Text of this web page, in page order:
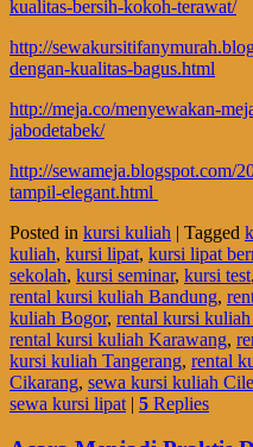
kualitas-bersih-kokoh-terawat/
http://
dengan-kualitas-bagus.html
http://meja.co/menyewakan-
jabodetabek/
http://sewameja.blogspot.com/
tampil-elegant.html
Posted in kursi kuliah | Tagged
kuliah, kursi lipat, kursi lipat
sekolah, kursi seminar, kursi test,
rental kursi kuliah Bandung,
kuliah Bogor, rental kursi
rental kursi kuliah Karawang,
kursi kuliah Tangerang, rental
Cikarang, sewa kursi kuliah
sewa kursi lipat | 5 Replies